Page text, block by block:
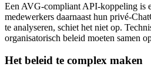
Een AVG-compliant API-koppeling is
medewerkers daarnaast hun privé-
te analyseren, schiet het niet op.
organisatorisch beleid moeten samen
Het beleid te complex maken